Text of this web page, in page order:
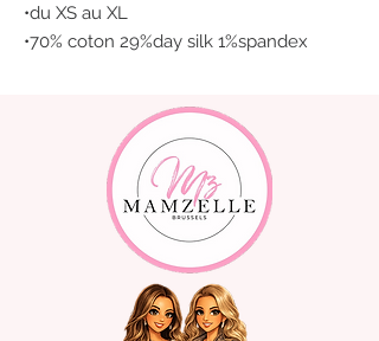
•du XS au XL
•70% coton 29%day silk 1%spandex